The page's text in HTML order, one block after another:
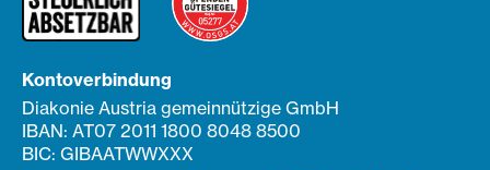
Kontoverbindung
Diakonie Austria gemeinnützige GmbH
IBAN: AT07 2011 1800 8048 8500
BIC: GIBAATWWXXX